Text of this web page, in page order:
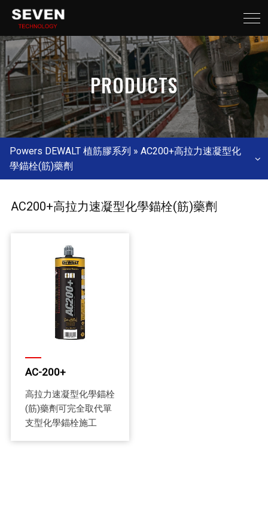
PRODUCTS
Powers DEWALT 植筋膠系列 » AC200+高拉力速凝型化
學錨栓(筋)藥劑
AC200+高拉力速凝型化學錨栓(筋)藥劑
AC-200+
高拉力速凝型化學錨栓
(筋)藥劑可完全取代單
支型化學錨栓施工